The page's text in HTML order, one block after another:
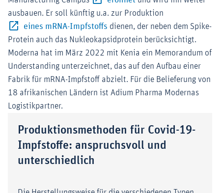
ausbauen. Er soll künftig u.a. zur Produktion
eines mRNA-Impfstoffs Externer-Link (Öffnet im neuen
dienen, der neben dem Spike-
Protein auch das Nukleokapsidprotein berücksichtigt.
Moderna hat im März 2022 mit Kenia ein Memorandum of
Understanding unterzeichnet, das auf den Aufbau einer
Fabrik für mRNA-Impfstoff abzielt. Für die Belieferung von
18 afrikanischen Ländern ist Adium Pharma Modernas
Logistikpartner.
Produktionsmethoden für Covid-19-
Impfstoffe: anspruchsvoll und
unterschiedlich